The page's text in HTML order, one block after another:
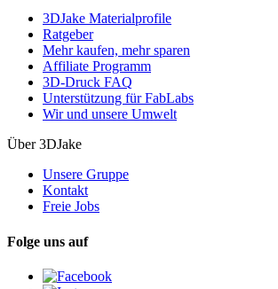
3DJake Materialprofile
Ratgeber
Mehr kaufen, mehr sparen
Affiliate Programm
3D-Druck FAQ
Unterstützung für FabLabs
Wir und unsere Umwelt
Über 3DJake
Unsere Gruppe
Kontakt
Freie Jobs
Folge uns auf